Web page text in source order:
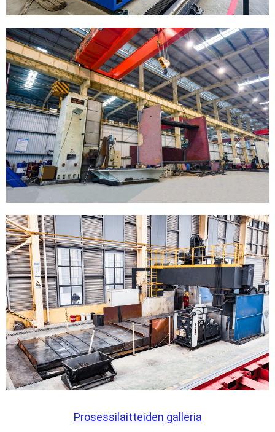
Prosessilaitteiden galleria